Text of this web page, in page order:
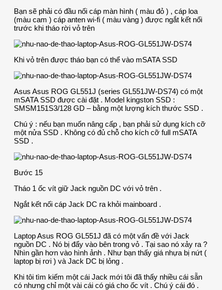
Bạn sẽ phải có đầu nối cáp màn hình ( màu đỏ ) , cáp loa
(màu cam ) cáp anten wi-fi ( màu vàng ) được ngắt kết nối
trước khi tháo rời vỏ trên
Khi vỏ trên được tháo bạn có thể vào mSATA SSD
Asus Asus ROG GL551J (series GL551JW-DS74) có một
mSATA SSD được cài đặt . Model kingston SSD :
SMSM151S3/128 GD – bằng một lượng kích thước SSD .
Chú ý : nếu bạn muốn nâng cấp , bạn phải sử dụng kích cỡ
một nửa SSD . Không có đủ chỗ cho kích cỡ full mSATA
SSD .
Bước 15
Tháo 1 ốc vít giữ Jack nguồn DC với vỏ trên .
Ngắt kết nối cáp Jack DC ra khỏi mainboard .
Laptop Asus ROG GL551J đã có một vấn đề với Jack
nguồn DC . Nó bị đẩy vào bên trong vỏ . Tại sao nó xảy ra ?
Nhìn gần hơn vào hình ảnh . Như bạn thấy giá nhựa bị nứt (
laptop bị rơi ) và Jack DC bị lỏng .
Khi tôi tìm kiếm một cái Jack mới tôi đã thấy nhiều cái sẵn
có nhưng chỉ một vài cái có giá cho ốc vít . Chú ý cái đó .